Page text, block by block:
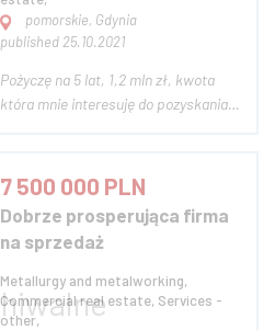
pomorskie, Gdynia
published 25.10.2021
Pożyczę na 5 lat, 1,2 mln zł, kwota
która mnie interesuję do pozyskania
mln zł. Za pożyczona kwotę planuje
wybudowanie lokalu użytkowego,
mam już najemcę pod przyszła
inwestycj...
7 500 000 PLN
Dobrze prosperująca firma
na sprzedaż
Metallurgy and metalworking,
Commercial real estate, Services -
other,